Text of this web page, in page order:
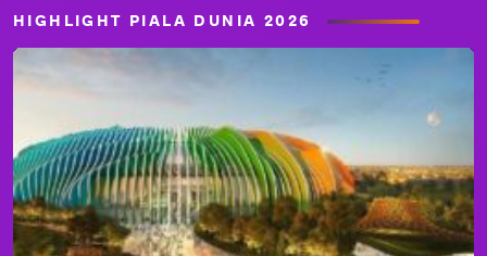
HIGHLIGHT PIALA DUNIA 2026